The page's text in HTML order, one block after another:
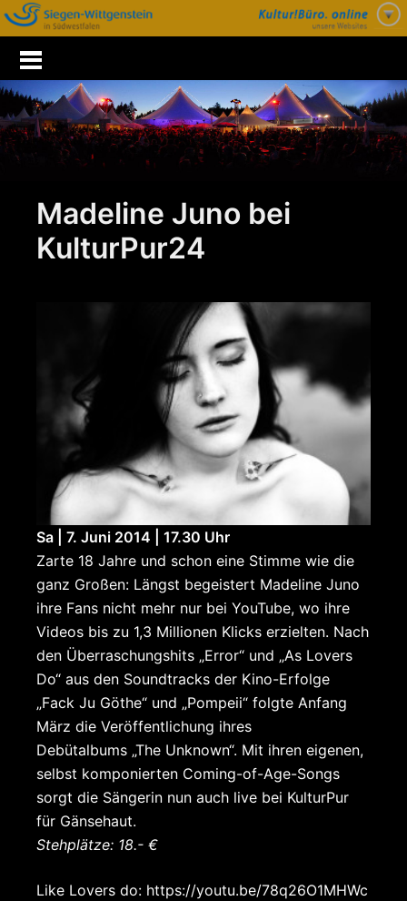
Zum
Inhalt
springen
Madeline Juno bei
KulturPur24
Sa | 7. Juni 2014 | 17.30 Uhr
Zarte 18 Jahre und schon eine Stimme wie die
ganz Großen: Längst begeistert Madeline Juno
ihre Fans nicht mehr nur bei YouTube, wo ihre
Videos bis zu 1,3 Millionen Klicks erzielten. Nach
den Überraschungshits „Error“ und „As Lovers
Do“ aus den Soundtracks der Kino-Erfolge
„Fack Ju Göthe“ und „Pompeii“ folgte Anfang
März die Veröffentlichung ihres
Debütalbums „The Unknown“. Mit ihren eigenen,
selbst komponierten Coming-of-Age-Songs
sorgt die Sängerin nun auch live bei KulturPur
für Gänsehaut.
Stehplätze: 18.- €
Like Lovers do: https://youtu.be/78q26O1MHWc